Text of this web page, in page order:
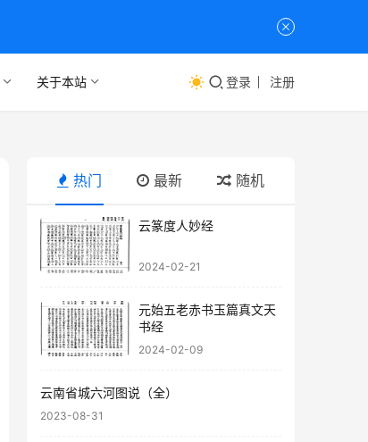
关于本站 登录 注册
热门 最新 随机
云篆度人妙经
2024-02-21
元始五老赤书玉篇真文天
书经
2024-02-09
云南省城六河图说（全）
2023-08-31